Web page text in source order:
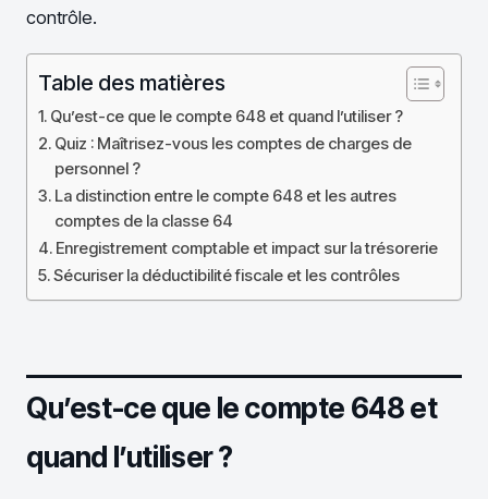
contrôle.
Table des matières
Qu’est-ce que le compte 648 et quand l’utiliser ?
Quiz : Maîtrisez-vous les comptes de charges de
personnel ?
La distinction entre le compte 648 et les autres
comptes de la classe 64
Enregistrement comptable et impact sur la trésorerie
Sécuriser la déductibilité fiscale et les contrôles
Qu’est-ce que le compte 648 et
quand l’utiliser ?